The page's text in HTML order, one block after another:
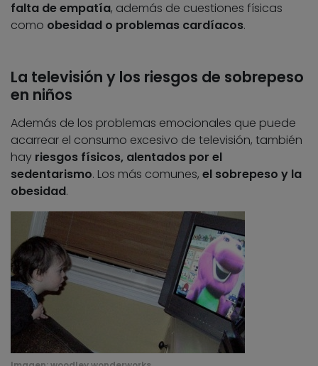
falta de empatía, además de cuestiones físicas
como obesidad o problemas cardíacos.
La televisión y los riesgos de sobrepeso
en niños
Además de los problemas emocionales que puede
acarrear el consumo excesivo de televisión, también
hay riesgos físicos, alentados por el
sedentarismo. Los más comunes, el sobrepeso y la
obesidad.